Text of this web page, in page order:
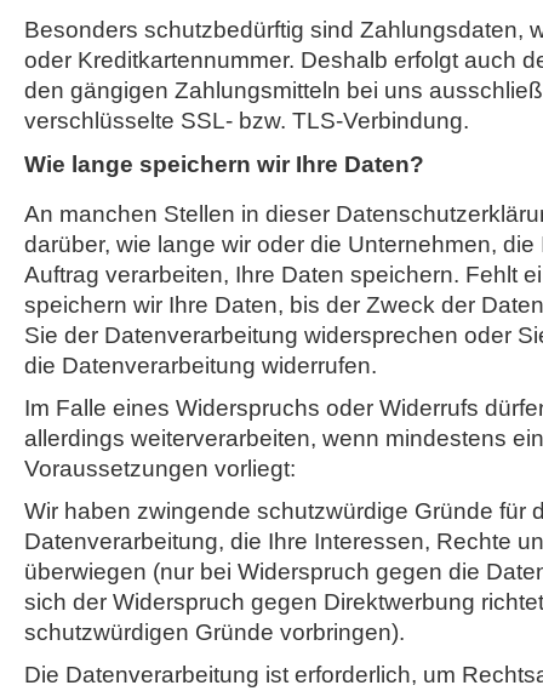
Besonders schutzbedürftig sind Zahlungsdaten,
oder Kreditkartennummer. Deshalb erfolgt auch
den gängigen Zahlungsmitteln bei uns
verschlüsselte SSL- bzw. TLS-Verbindung.
Wie lange speichern wir Ihre Daten?
An manchen Stellen in dieser
darüber, wie lange wir oder die Unternehmen,
Auftrag verarbeiten, Ihre Daten speichern. Fehlt
speichern wir Ihre Daten, bis der Zweck der
Sie der Datenverarbeitung widersprechen oder
die Datenverarbeitung widerrufen.
Im Falle eines Widerspruchs oder Widerrufs
allerdings weiterverarbeiten, wenn mindestens
Voraussetzungen vorliegt:
Wir haben zwingende schutzwürdige Gründe für
Datenverarbeitung, die Ihre Interessen, Rechte
überwiegen (nur bei Widerspruch gegen die
sich der Widerspruch gegen Direktwerbung
schutzwürdigen Gründe vorbringen).
Die Datenverarbeitung ist erforderlich, um